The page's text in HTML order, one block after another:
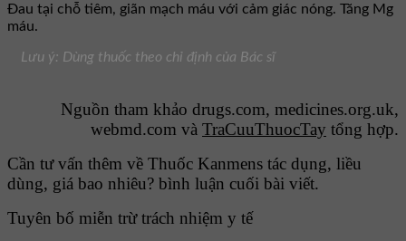
Ðau tại chỗ tiêm, giãn mạch máu với cảm giác nóng. Tăng Mg
máu.
Lưu ý: Dùng thuốc theo chỉ định của Bác sĩ
Nguồn tham khảo drugs.com, medicines.org.uk,
webmd.com và TraCuuThuocTay tổng hợp.
Cần tư vấn thêm về Thuốc Kanmens tác dụng, liều
dùng, giá bao nhiêu? bình luận cuối bài viết.
Tuyên bố miễn trừ trách nhiệm y tế